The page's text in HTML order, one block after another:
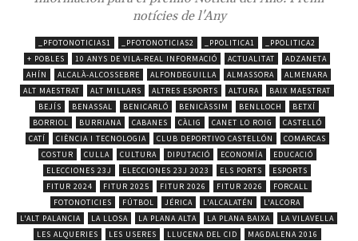
notícies de l'Any
_PFOTONOTICIAS1 _PFOTONOTICIAS2 _PPOLITICA1
_PPOLITICA2
+ POBLES
10 ANYS DE VILA-REAL INFORMACIÓ ACTUALITAT
ADZANETA
AHÍN
ALCALÀ-ALCOSSEBRE ALFONDEGUILLA ALMASSORA
ALMENARA
ALT MAESTRAT
ALT MILLARS ALTRES ESPORTS ALTURA
BAIX MAESTRAT
BEJÍS
BENASSAL BENICARLÓ BENICÀSSIM BENLLOCH
BETXÍ
BORRIOL
BURRIANA CABANES CÀLIG CANET LO ROIG
CASTELLÓ
CATÍ
CIÈNCIA I TECNOLOGIA CLUB DEPORTIVO CASTELLÓN
COMARCAS
COSTUR
CULLA CULTURA DIPUTACIÓ ECONOMÍA
EDUCACIÓ
ELECCIONES 23J
ELECCIONES 23J 2023 ELS PORTS
ESPORTS
FITUR 2024
FITUR 2025 FITUR 2026 FITUR 2026
FORCALL
FOTONOTICIES
FÚTBOL JÉRICA L'ALCALATÉN
L'ALCORA
L'ALT PALANCIA
LA LLOSA LA PLANA ALTA LA PLANA BAIXA
LA VILAVELLA
LES ALQUERIES
LES USERES LLUCENA DEL CID
MAGDALENA 2016